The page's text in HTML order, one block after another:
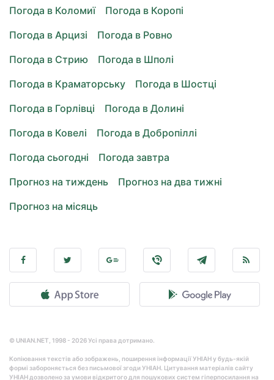
Погода в Коломиї
Погода в Коропі
Погода в Арцизі
Погода в Ровно
Погода в Стрию
Погода в Шполі
Погода в Краматорську
Погода в Шостці
Погода в Горлівці
Погода в Долині
Погода в Ковелі
Погода в Добропіллі
Погода сьогодні
Погода завтра
Прогноз на тиждень
Прогноз на два тижні
Прогноз на місяць
© UNIAN.NET, 1998 - 2026 Усі права дотримано.
Копіювання текстів або зображень, поширення інформації УНІАН у будь-якій
формі забороняється без письмової згоди УНІАН. Цитування матеріалів сайту
УНІАН дозволено за умови відкритого для пошукових систем гіперпосилання на